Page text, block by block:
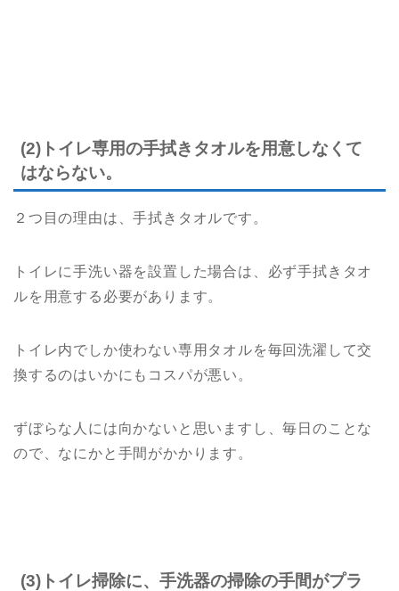
(2)トイレ専用の手拭きタオルを用意しなくて
はならない。
２つ目の理由は、手拭きタオルです。
トイレに手洗い器を設置した場合は、必ず手拭きタオ
ルを用意する必要があります。
トイレ内でしか使わない専用タオルを毎回洗濯して交
換するのはいかにもコスパが悪い。
ずぼらな人には向かないと思いますし、毎日のことな
ので、なにかと手間がかかります。
(3)トイレ掃除に、手洗器の掃除の手間がプラ